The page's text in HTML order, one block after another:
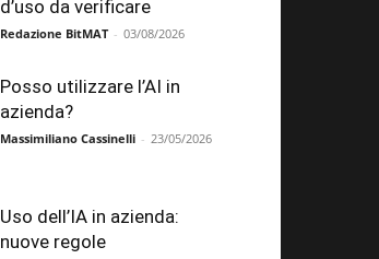
d’uso da verificare
Redazione BitMAT - 03/08/2026
Posso utilizzare l’AI in
azienda?
Massimiliano Cassinelli - 23/05/2026
Uso dell’IA in azienda:
nuove regole